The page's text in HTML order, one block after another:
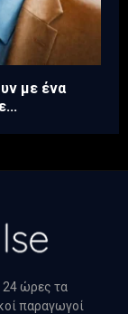
με ένα
24 ώρες τα
παραγωγοί